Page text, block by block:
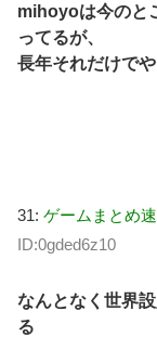
mihoyoは今のと
ってるが、
長年それだけで
31: ゲームまとめ
ID:0gded6z10
なんとなく世界
る